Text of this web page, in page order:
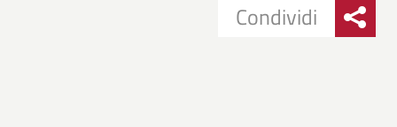
Condividi